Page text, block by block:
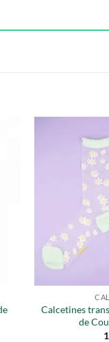
Calcetines
de